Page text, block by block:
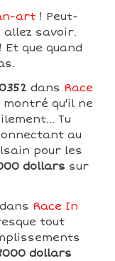
art ! Peut-
savoir.
Et que quand
dans Race
montré qu'il ne
Tu
au
pour les
dollars sur
dans Race In
tout
dollars